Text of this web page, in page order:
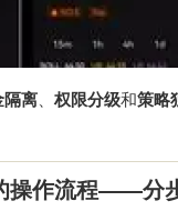
隔离 权限分级和策略
操作流程——分